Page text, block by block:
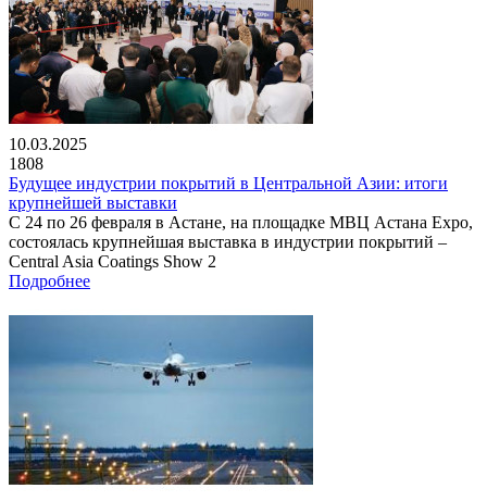
10.03.2025
1808
Будущее индустрии покрытий в Центральной Азии: итоги
крупнейшей выставки
С 24 по 26 февраля в Астане, на площадке МВЦ Астана Expo,
состоялась крупнейшая выставка в индустрии покрытий –
Central Asia Coatings Show 2
Подробнее